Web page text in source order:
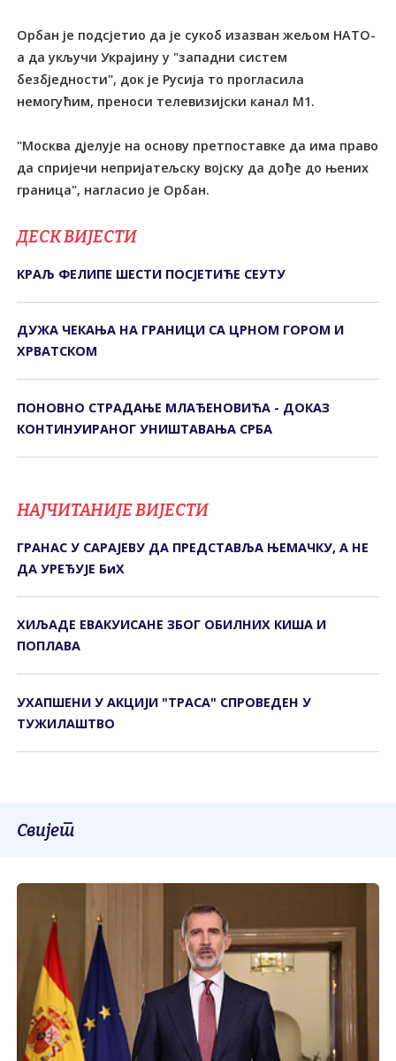
Орбан је подсјетио да је сукоб изазван жељом НАТО-
а да укључи Украјину у "западни систем
безбједности", док је Русија то прогласила
немогућим, преноси телевизијски канал М1.
"Москва дјелује на основу претпоставке да има право
да спријечи непријатељску војску да дође до њених
граница", нагласио је Орбан.
ДЕСК ВИЈЕСТИ
КРАЉ ФЕЛИПЕ ШЕСТИ ПОСЈЕТИЋЕ СЕУТУ
ДУЖА ЧЕКАЊА НА ГРАНИЦИ СА ЦРНОМ ГОРОМ И
ХРВАТСКОМ
ПОНОВНО СТРАДАЊЕ МЛАЂЕНОВИЋА - ДОКАЗ
КОНТИНУИРАНОГ УНИШТАВАЊА СРБА
НАЈЧИТАНИЈЕ ВИЈЕСТИ
ГРАНАС У САРАЈЕВУ ДА ПРЕДСТАВЉА ЊЕМАЧКУ, А НЕ
ДА УРЕЂУЈЕ БиХ
ХИЉАДЕ ЕВАКУИСАНЕ ЗБОГ ОБИЛНИХ КИША И
ПОПЛАВА
УХАПШЕНИ У АКЦИЈИ "ТРАСА" СПРОВЕДЕН У
ТУЖИЛАШТВО
Свијет